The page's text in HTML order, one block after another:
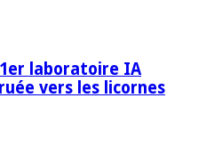
laboratoire IA
vers les licornes